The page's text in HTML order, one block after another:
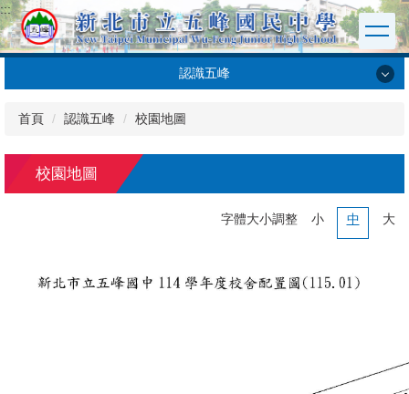
跳
到
主
內
區
:::
認識五峰
認識五峰
五峰校史
交通位置
首頁 認識五峰 校園地圖
校園地圖
字體大小調整 小 中 大